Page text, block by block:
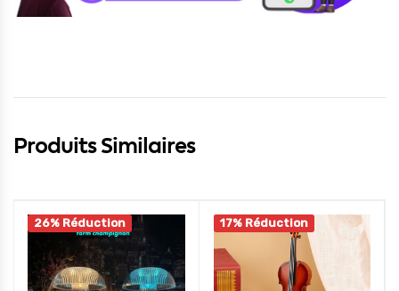
Produits Similaires
26% Réduction 17% Réduction